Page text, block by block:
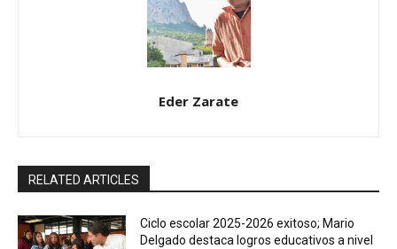
Eder Zarate
RELATED ARTICLES
Ciclo escolar 2025-2026 exitoso; Mario
Delgado destaca logros educativos a nivel